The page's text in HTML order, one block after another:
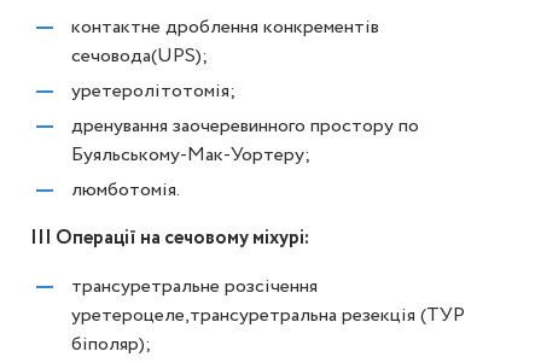
контактне дроблення конкрементів
сечовода(UPS);
уретеролітотомія;
дренування заочеревинного простору по
Буяльському-Мак-Уортеру;
люмботомія.
ІІІ Операції на сечовому міхурі:
трансуретральне розсічення
уретероцеле,трансуретральна резекція (ТУР
біполяр);